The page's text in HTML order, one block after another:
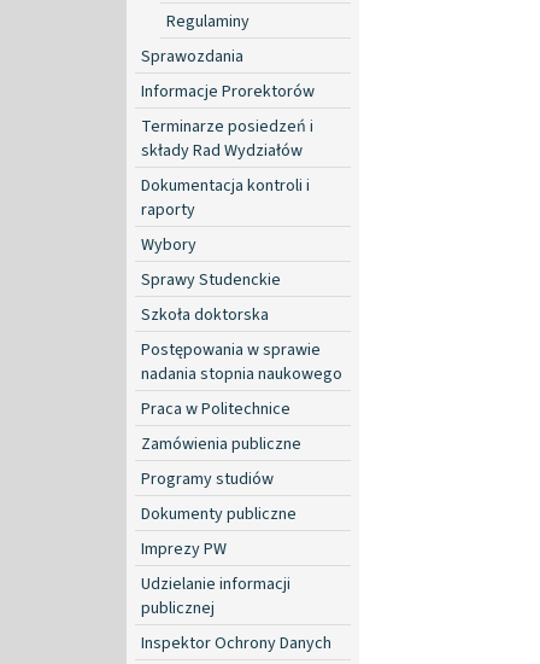
Regulaminy
Sprawozdania
Informacje Prorektorów
Terminarze posiedzeń i
składy Rad Wydziałów
Dokumentacja kontroli i
raporty
Wybory
Sprawy Studenckie
Szkoła doktorska
Postępowania w sprawie
nadania stopnia naukowego
Praca w Politechnice
Zamówienia publiczne
Programy studiów
Dokumenty publiczne
Imprezy PW
Udzielanie informacji
publicznej
Inspektor Ochrony Danych